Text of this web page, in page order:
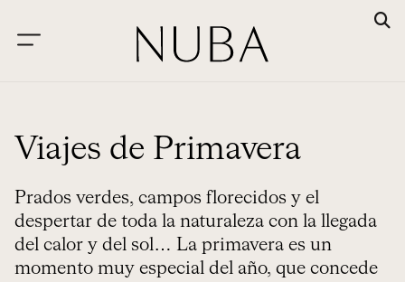
Viajes de Primavera
Prados verdes, campos florecidos y el
despertar de toda la naturaleza con la llegada
del calor y del sol… La primavera es un
momento muy especial del año, que concede